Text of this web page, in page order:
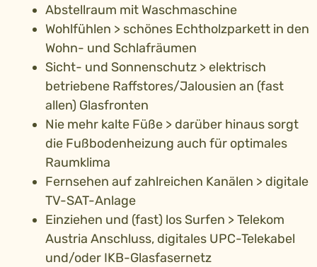
Abstellraum mit Waschmaschine
Wohlfühlen > schönes Echtholzparkett in den
Wohn- und Schlafräumen
Sicht- und Sonnenschutz > elektrisch
betriebene Raffstores/Jalousien an (fast
allen) Glasfronten
Nie mehr kalte Füße > darüber hinaus sorgt
die Fußbodenheizung auch für optimales
Raumklima
Fernsehen auf zahlreichen Kanälen > digitale
TV-SAT-Anlage
Einziehen und (fast) los Surfen > Telekom
Austria Anschluss, digitales UPC-Telekabel
und/oder IKB-Glasfasernetz